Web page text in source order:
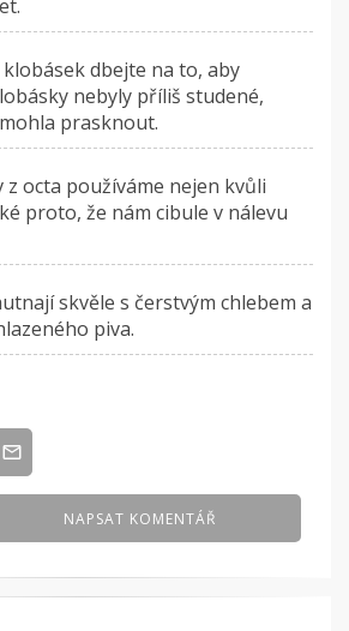
dbejte na to, aby
nebyly příliš studené,
prasknout.
z octa používáme nejen kvůli
proto, že nám cibule v nálevu
skvěle s čerstvým chlebem a
piva.
NAPSAT KOMENTÁŘ